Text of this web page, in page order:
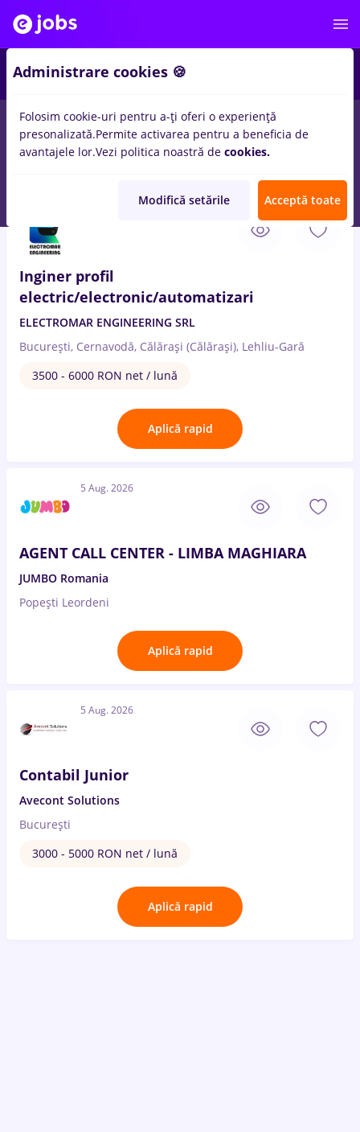
Salarii Remote (de acasă) București Cluj-
Inginer profil
electric/electronic/automatizari
ELECTROMAR ENGINEERING SRL
București, Cernavodă, Călărași (Călărași), Lehliu-Gară
3500 - 6000 RON net / lună
Aplică rapid
5 Aug. 2026
AGENT CALL CENTER - LIMBA MAGHIARA
JUMBO Romania
Popești Leordeni
Aplică rapid
5 Aug. 2026
Contabil Junior
Avecont Solutions
București
3000 - 5000 RON net / lună
Aplică rapid
Administrare cookies 🍪
Folosim cookie-uri pentru a-ți oferi o experiență
presonalizată.Permite activarea pentru a beneficia de
avantajele lor.Vezi politica noastră de cookies.
Modifică setările Acceptă toate